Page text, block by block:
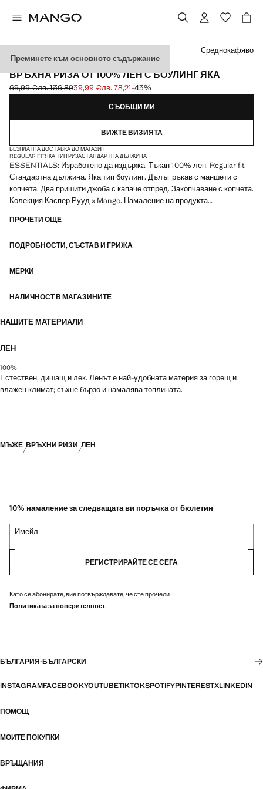
Преминете към основното съдържание
ESSENTIALS
ВРЪХНА РИЗА ОТ 100% ЛЕН С БОУЛИНГ ЯКА
Задраскана първоначална цена [69,99 € лв. 136,89]
69,99 €лв. 136,89
Текуща цена [39,99 € лв. 78,21]
39,99 €лв. 78,21-43%
Изберете цвят
Среднокафяво
СЪОБЩИ МИ
ВИЖТЕ ВИЗИЯТА
БЕЗПЛАТНА ДОСТАВКА ДО МАГАЗИН
REGULAR FITЯКА ТИП РИЗАСТАНДАРТНА ДЪЛЖИНА
ESSENTIALS: Изработено да издържа. Тъкан 100% лен. Regular fit.
Стандартна дължина. Яка тип боулинг. Дълъг ръкав с маншети с
копчета. Два пришити джоба с капаче отпред. Закопчаване с копчета.
Колекция Каспер Рууд x Mango. Намаление на продукта
ESSENTIALS: Създадени да издържат. Усилихме нашите
устойчивост на нашите дрехи. Дизайнирани с внимателно обмислена
ПРОЧЕТИ ОЩЕ
ПОДРОБНОСТИ, СЪСТАВ И ГРИЖА
МЕРКИ
НАЛИЧНОСТ В МАГАЗИНИТЕ
НАШИТЕ МАТЕРИАЛИ
ЛЕН
100%
Естествен, дишащ и лек. Ленът е най-удобната материя за горещ и
влажен климат; съхне бързо и намалява топлината.
МЪЖЕ ВРЪХНИ РИЗИ ЛЕН
10% намаление за следващата ви поръчка от бюлетин
Имейл
РЕГИСТРИРАЙТЕ СЕ СЕГА
Като се абонирате, вие потвърждавате, че сте прочели
Политиката за поверителност.
БЪЛГАРИЯ·БЪЛГАРСКИ
INSTAGRAMFACEBOOKYOUTUBETIKTOKSPOTIFYPINTERESTXLINKEDIN
ПОМОЩ
МОИТЕ ПОКУПКИ
ВРЪЩАНИЯ